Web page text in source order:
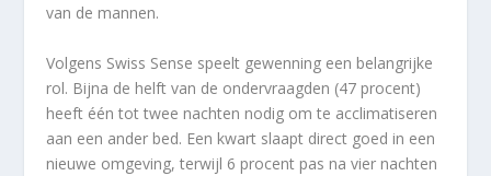
van de mannen.
Volgens Swiss Sense speelt gewenning een belangrijke
rol. Bijna de helft van de ondervraagden (47 procent)
heeft één tot twee nachten nodig om te acclimatiseren
aan een ander bed. Een kwart slaapt direct goed in een
nieuwe omgeving, terwijl 6 procent pas na vier nachten